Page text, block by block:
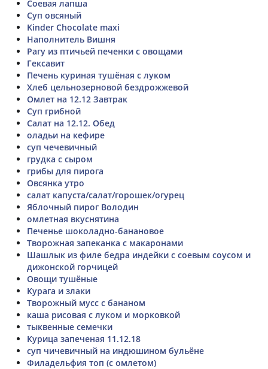
Соевая лапша
Суп овсяный
Kinder Chocolate maxi
Наполнитель Вишня
Рагу из птичьей печенки с овощами
Гексавит
Печень куриная тушёная с луком
Хлеб цельнозерновой бездрожжевой
Омлет на 12.12 Завтрак
Суп грибной
Салат на 12.12. Обед
оладьи на кефире
суп чечевичный
грудка с сыром
грибы для пирога
Овсянка утро
салат капуста/салат/горошек/огурец
Яблочный пирог Володин
омлетная вкуснятина
Печенье шоколадно-банановое
Творожная запеканка с макаронами
Шашлык из филе бедра индейки с соевым соусом и
дижонской горчицей
Овощи тушёные
Курага и злаки
Творожный мусс с бананом
каша рисовая с луком и морковкой
тыквенные семечки
Курица запеченая 11.12.18
суп чичевичный на индюшином бульёне
Филадельфия топ (с омлетом)